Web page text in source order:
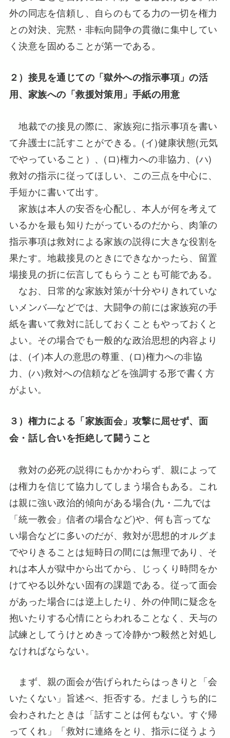
外の同志を信頼し、自らのもてる力の一切を権力
との対決、完黙・非転向闘争の貫徹に集中してい
く決意を固めることが第一である。
２）接見を通じての「獄外への指示事項」の活
用、家族への「救援対策用」手紙の用意
地裁での接見の際に、家族宛に指示事項を書い
て弁護士に託すことができる。(イ)健康状態(元気
でやっていること）、(ロ)権力への非協力、(ハ)
救対の指示に従ってほしい、この三点を中心に、
手短かに書いて出す。
家族は本人の安否を心配し、本人が何を考えて
いるかを最も知りたがっているのだから、肉筆の
指示事項は救対による家族の説得に大きな役割を
果たす。地裁接見のときにできなかったら、留置
場接見の折に伝言してもらうことも可能である。
なお、日常的な家族対策が十分やりきれていな
いメンバ―などでは、大闘争の前には家族宛の手
紙を書いて救対に託しておくこともやっておくと
よい。その場合でも一般的な政治思想的内容より
は、(イ)本人の意思の尊重、(ロ)権力への非協
力、(ハ)救対への信頼などを強調する形で書く方
がよい。
３）権力による「家族面会」攻撃に屈せず、面
会・話し合いを拒絶して闘うこと
救対の必死の説得にもかかわらず、親によって
は権力を信じて協力してしまう場合もある。これ
は親に強い政治的傾向がある場合(九・二九では
「統一教会」信者の場合など)や、何も言ってな
い場合などに多いのだが、救対が思想的オルグま
でやりきることは短時日の間には無理であり、そ
れは本人が獄中から出てから、じっくり時問をか
けてやる以外ない固有の課題である。従って面会
があった場合には逆上したり、外の仲間に疑念を
抱いたりする心情にとらわれることなく、天与の
試練としてうけとめきって冷静かつ毅然と対処し
なければならない。
まず、親の面会が告げられたらはっきりと「会
いたくない」旨述べ、拒否する。だましうち的に
会わされたときは「話すことは何もない。すぐ帰
ってくれ」「救対に連絡をとり、指示に従うよう